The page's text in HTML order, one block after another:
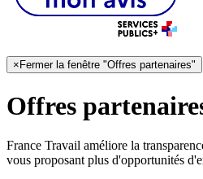
× Fermer la fenêtre "Offres partenaires"
Offres
France Travail améliore la
vous proposant plus d'opportunités